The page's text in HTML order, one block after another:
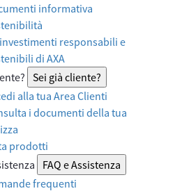
informativa
responsabili e
di AXA
Sei già cliente?
alla tua Area Clienti
i documenti della tua
prodotti
FAQ e Assistenza
frequenti